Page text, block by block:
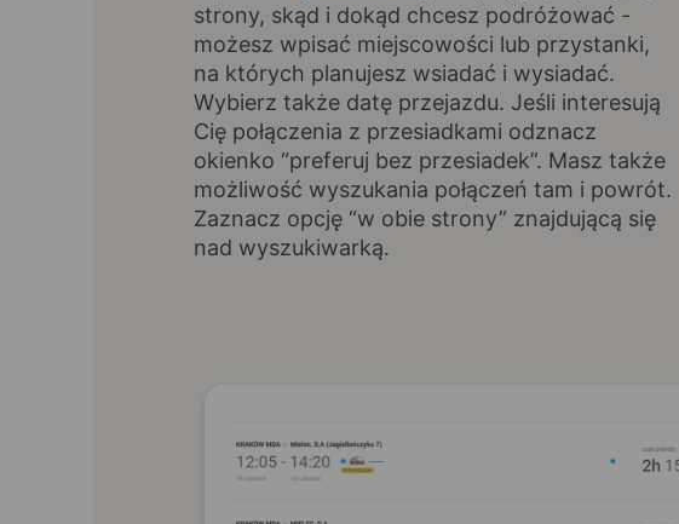
strony, skąd i dokąd chcesz podróżować -
możesz wpisać miejscowości lub przystanki,
na których planujesz wsiadać i wysiadać.
Wybierz także datę przejazdu. Jeśli interesują
Cię połączenia z przesiadkami odznacz
okienko “preferuj bez przesiadek”. Masz także
możliwość wyszukania połączeń tam i powrót.
Zaznacz opcję “w obie strony” znajdującą się
nad wyszukiwarką.